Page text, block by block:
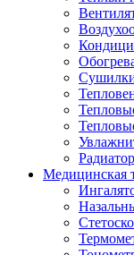
Медицинская